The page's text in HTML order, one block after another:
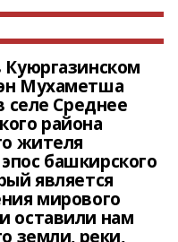
Мухаметша
селе Среднее
района
жителя
башкирского
является
мирового
оставили нам
земли, реки,